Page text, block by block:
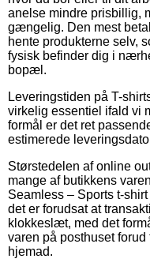
anelse mindre prisbillig,
gængelig. Den mest
hente produkterne selv,
fysisk befinder dig i
bopæl.
Leveringstiden på T-
virkelig essentiel ifald vi
formål er det ret
estimerede
Størstedelen af online
mange af butikkens
Seamless – Sports t-
det er forudsat at
klokkeslæt, med det
varen på posthuset
hjemad.